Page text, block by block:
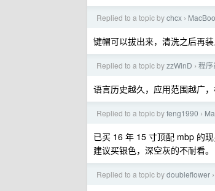
Replied to a topic bychcx ›
键帽可以拔出来，清洗之后再
Replied to a topic byzzWinD › 程序
语言历史越久，应用范围越广
Replied to a topic byfeng1990 ›
已买 16 年 15 寸顶配 mbp 的
建议买银色，深空灰的不耐看。
Replied to a topic bydoubleflower ›